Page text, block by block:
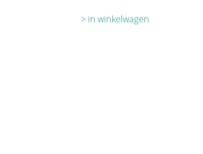
in winkelwagen